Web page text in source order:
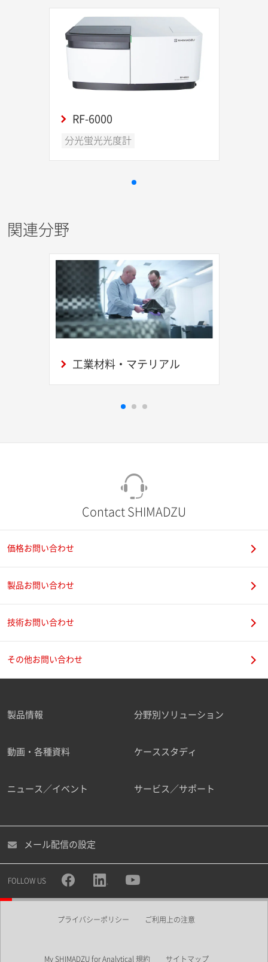
RF-6000
分光蛍光光度計
関連分野
工業材料・マテリアル
Contact SHIMADZU
価格お問い合わせ
製品お問い合わせ
技術お問い合わせ
その他お問い合わせ
製品情報 分野別ソリューション
動画・各種資料 ケーススタディ
ニュース／イベント サービス／サポート
メール配信の設定
FOLLOW US
プライバシーポリシー ご利用上の注意
My SHIMADZU for Analytical 規約 サイトマップ